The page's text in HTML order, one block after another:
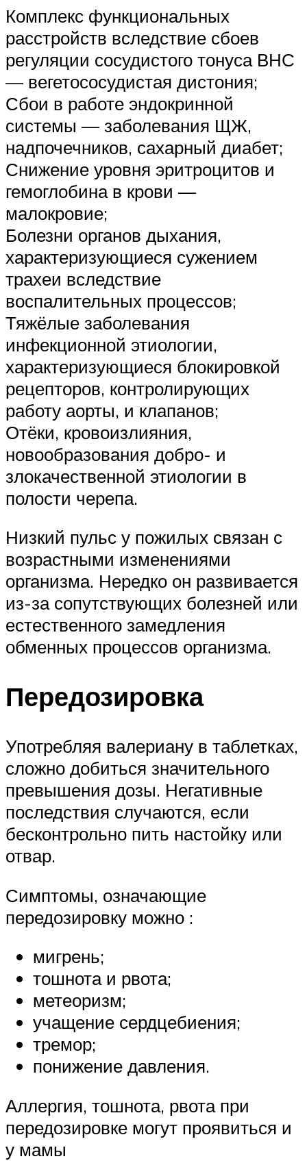
Комплекс функциональных
расстройств вследствие сбоев
регуляции сосудистого тонуса ВНС
— вегетососудистая дистония;
Сбои в работе эндокринной
системы — заболевания ЩЖ,
надпочечников, сахарный диабет;
Снижение уровня эритроцитов и
гемоглобина в крови —
малокровие;
Болезни органов дыхания,
характеризующиеся сужением
трахеи вследствие
воспалительных процессов;
Тяжёлые заболевания
инфекционной этиологии,
характеризующиеся блокировкой
рецепторов, контролирующих
работу аорты, и клапанов;
Отёки, кровоизлияния,
новообразования добро- и
злокачественной этиологии в
полости черепа.
Низкий пульс у пожилых связан с
возрастными изменениями
организма. Нередко он развивается
из-за сопутствующих болезней или
естественного замедления
обменных процессов организма.
Передозировка
Употребляя валериану в таблетках,
сложно добиться значительного
превышения дозы. Негативные
последствия случаются, если
бесконтрольно пить настойку или
отвар.
Симптомы, означающие
передозировку можно :
мигрень;
тошнота и рвота;
метеоризм;
учащение сердцебиения;
тремор;
понижение давления.
Аллергия, тошнота, рвота при
передозировке могут проявиться и
у мамы